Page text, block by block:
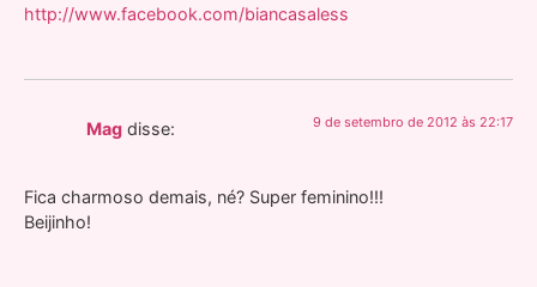
http://www.facebook.com/biancasaless
Mag disse: 9 de setembro de 2012 às 22:17
Fica charmoso demais, né? Super feminino!!!
Beijinho!